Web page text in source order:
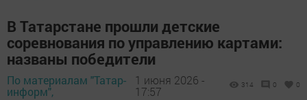
В Татарстане прошли детские
соревнования по управлению картами:
названы победители
По материалам "Татар-
информ",
1 июня 2026 -
17:57
314 0 0